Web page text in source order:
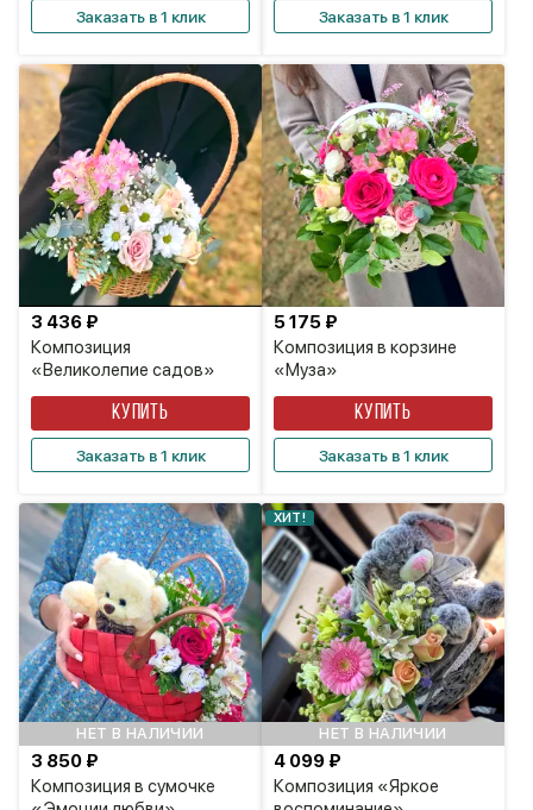
Заказать в 1 клик Заказать в 1 клик
Композиция
«Великолепие садов»
3 436 ₽
КУПИТЬ
Заказать в 1 клик
Композиция в корзине
«Муза»
5 175 ₽
КУПИТЬ
Заказать в 1 клик
НЕТ В НАЛИЧИИ
Композиция в сумочке
3 850 ₽
НЕТ В НАЛИЧИИ
ХИТ!
Композиция «Яркое
4 099 ₽